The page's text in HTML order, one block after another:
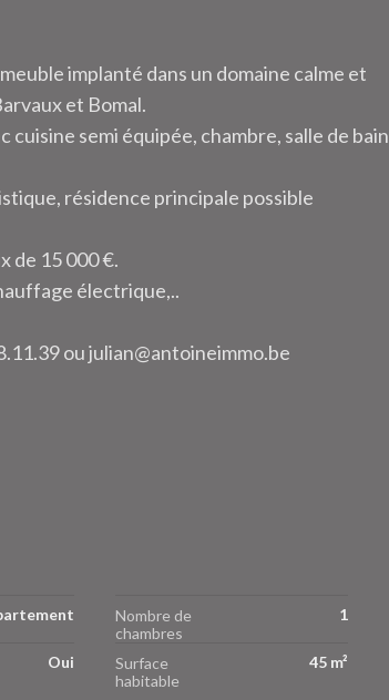
implanté dans un domaine calme et
et Bomal.
cuisine semi équipée, chambre, salle de bain
résidence principale possible
de 15 000 €.
électrique,..
ou julian@antoineimmo.be
Nombre de
chambres
1
Oui
Surface
habitable
45 m²